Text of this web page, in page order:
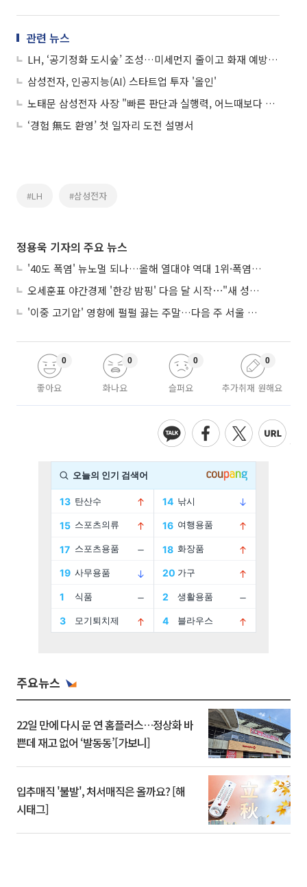
관련 뉴스
LH, ‘공기정화 도시숲’ 조성…미세먼지 줄이고 화재 예방한다
삼성전자, 인공지능(AI) 스타트업 투자 '올인'
노태문 삼성전자 사장 "빠른 판단과 실행력, 어느때보다 중요"
‘경험 無도 환영’ 첫 일자리 도전 설명서
#LH #삼성전자
정용욱 기자의 주요 뉴스
'40도 폭염' 뉴노멀 되나…올해 열대야 역대 1위·폭염일수 평년 3배 넘어
오세훈표 야간경제 '한강 밤핑' 다음 달 시작⋯"새 성장동력 만들 것"
'이중 고기압' 영향에 펄펄 끓는 주말…다음 주 서울 포함 서쪽이 더 덥다
좋아요
0
화나요
0
슬퍼요
0
추가취재 원해요
0
주요뉴스
22일 만에 다시 문 연 홈플러스…정상화 바
쁜데 재고 없어 ‘발동동’[가보니]
입추매직 '불발', 처서매직은 올까요? [해
시태그]